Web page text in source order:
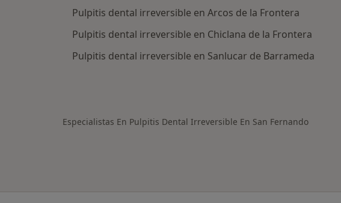
Pulpitis dental irreversible en Arcos de la Frontera
Pulpitis dental irreversible en Chiclana de la Frontera
Pulpitis dental irreversible en Sanlucar de Barrameda
Especialistas En Pulpitis Dental Irreversible En San Fernando